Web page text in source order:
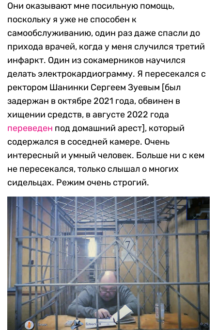
Они оказывают мне посильную помощь,
поскольку я уже не способен к
самообслуживанию, один раз даже спасли до
прихода врачей, когда у меня случился третий
инфаркт. Один из сокамерников научился
делать электрокардиограмму. Я пересекался с
ректором Шанинки Сергеем Зуевым [был
задержан в октябре 2021 года, обвинен в
хищении средств, в августе 2022 года
переведен под домашний арест], который
содержался в соседней камере. Очень
интересный и умный человек. Больше ни с кем
не пересекался, только слышал о многих
сидельцах. Режим очень строгий.